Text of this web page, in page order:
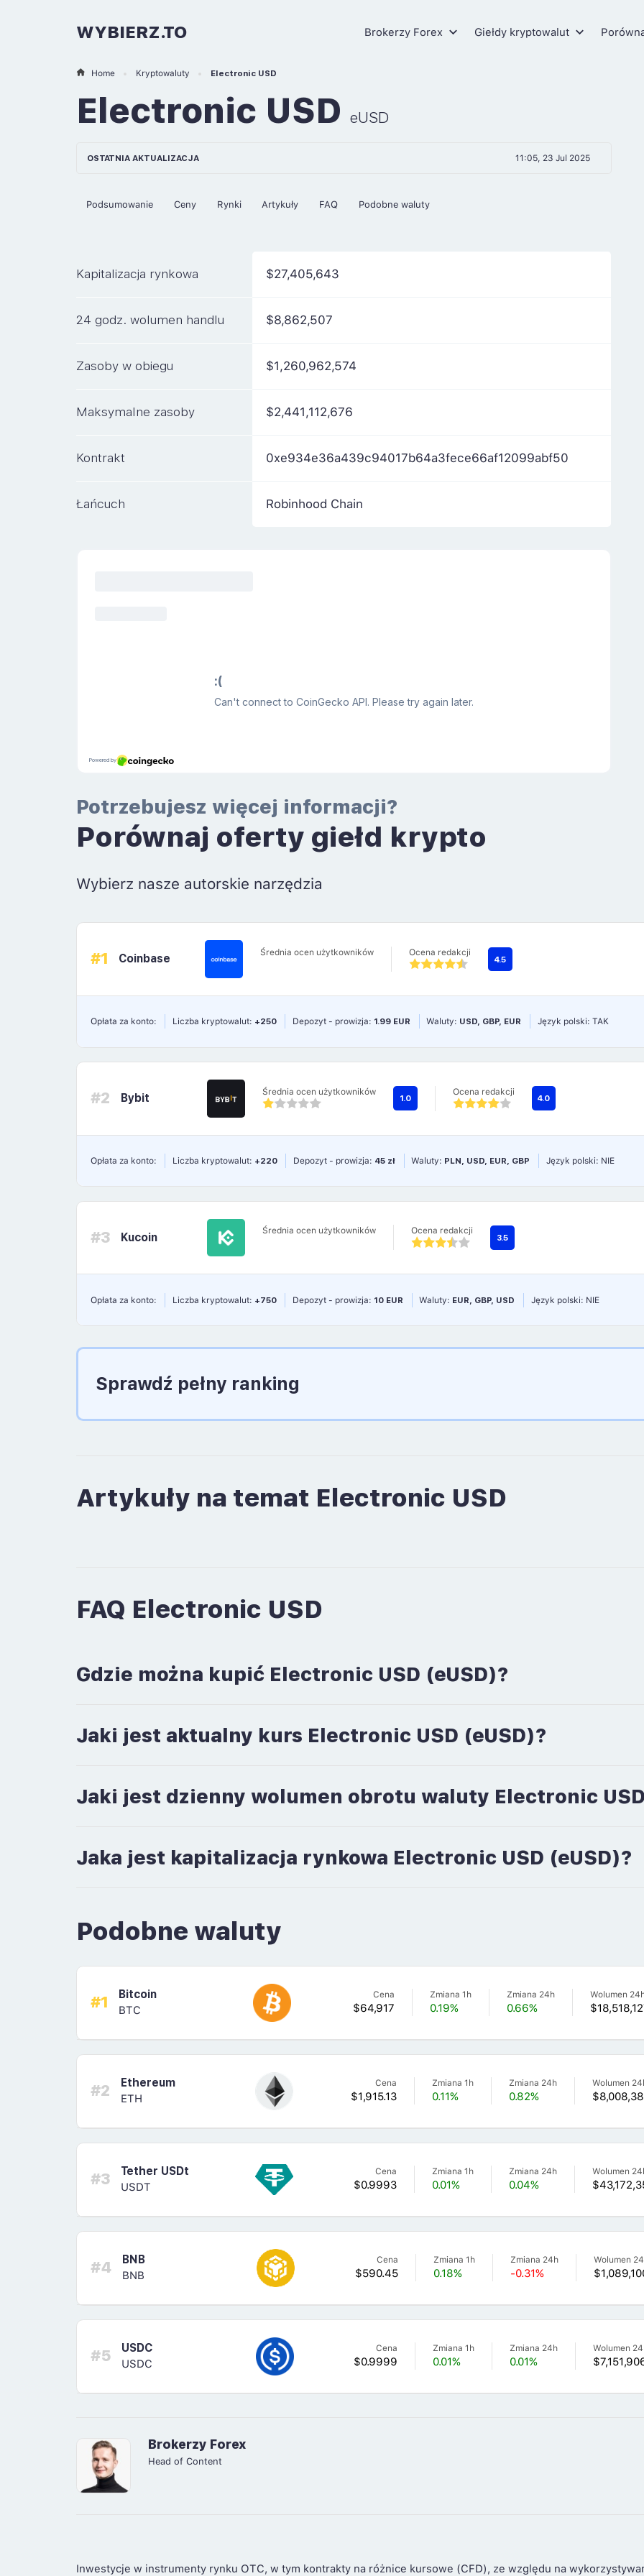
WYBIERZ.TO Brokerzy Forex Giełdy kryptowalut
Home Kryptowaluty Electronic USD
Electronic USD eUSD
OSTATNIA AKTUALIZACJA 11:05, 23 Jul 2025
Podsumowanie Ceny Rynki Artykuły FAQ Podobne waluty
Kapitalizacja rynkowa $27,405,643
24 godz. wolumen handlu $8,862,507
Zasoby w obiegu $1,260,962,574
Maksymalne zasoby $2,441,112,676
Kontrakt 0xe934e36a439c94017b64a3fece66af12099abf50
Łańcuch Robinhood Chain
Potrzebujesz więcej informacji?
Porównaj oferty giełd krypto
Wybierz nasze autorskie narzędzia
#1 Coinbase Średnia ocen użytkowników Ocena redakcji
4.5
Opłata za konto: Liczba kryptowalut: +250 Depozyt - prowizja: 1.99 EUR Waluty: USD, GBP, EUR Język polski: TAK
#2 Bybit Średnia ocen użytkowników
1.0
Ocena redakcji
4.0
Opłata za konto: Liczba kryptowalut: +220 Depozyt - prowizja: 45 zł Waluty: PLN, USD, EUR, GBP Język polski: NIE
#3 Kucoin Średnia ocen użytkowników Ocena redakcji
3.5
Opłata za konto: Liczba kryptowalut: +750 Depozyt - prowizja: 10 EUR Waluty: EUR, GBP, USD Język polski: NIE
Sprawdź pełny ranking
Artykuły na temat Electronic USD
FAQ Electronic USD
Gdzie można kupić Electronic USD (eUSD)?
Jaki jest aktualny kurs Electronic USD (eUSD)?
Jaki jest dzienny wolumen obrotu waluty Electronic
Jaka jest kapitalizacja rynkowa Electronic USD (eUSD)?
Podobne waluty
#1
Bitcoin
BTC
Cena
$64,917
Zmiana 1h
0.19%
Zmiana 24h
0.66%
Wolumen
#2
Ethereum
ETH
Cena
$1,915.13
Zmiana 1h
0.11%
Zmiana 24h
0.82%
Wolumen
#3
Tether USDt
USDT
Cena
$0.9993
Zmiana 1h
0.01%
Zmiana 24h
0.04%
Wolumen
#4
BNB
BNB
Cena
$590.45
Zmiana 1h
0.18%
Zmiana 24h
-0.31%
Wolumen
#5
USDC
USDC
Cena
$0.9999
Zmiana 1h
0.01%
Zmiana 24h
0.01%
Wolumen
Brokerzy Forex
Head of Content
Inwestycje w instrumenty rynku OTC, w tym kontrakty na różnice kursowe (CFD), ze względu na